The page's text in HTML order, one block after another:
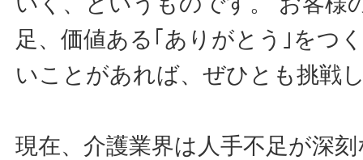
足、価値ある｢ありがとう｣をつ
いことがあれば、ぜひとも挑戦
現在、介護業界は人手不足が深